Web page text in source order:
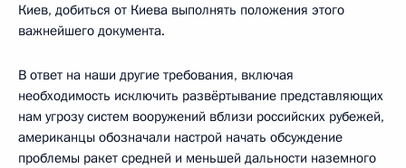
Киев, добиться от Киева выполнять положения этого
важнейшего документа.
В ответ на наши другие требования, включая
необходимость исключить развёртывание представляющих
нам угрозу систем вооружений вблизи российских рубежей,
американцы обозначали настрой начать обсуждение
проблемы ракет средней и меньшей дальности наземного